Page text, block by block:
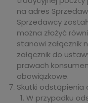
na adres
Sprzedawcy
można złożyć
stanowi załącznik
załącznik do
prawach
obowiązkowe.
Skutki odstąpienia
W przypadku